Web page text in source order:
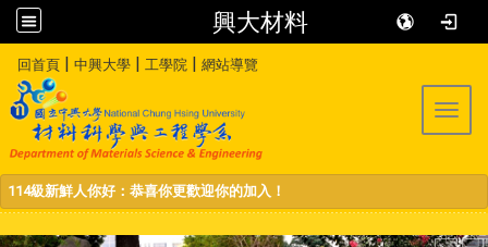
興大材料
回首頁 | 中興大學 | 工學院 | 網站導覽
114級新鮮人你好：恭喜你更歡迎你的加入！